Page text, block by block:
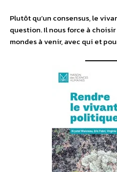
Plutôt qu’un consensus, le
question. Il nous force à
mondes à venir, avec qui et